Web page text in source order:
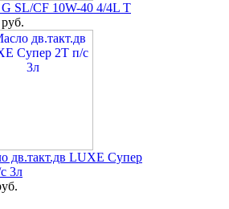
SL/CF 10W-40 4/4L T
дв.такт.дв LUXE Супер
3л